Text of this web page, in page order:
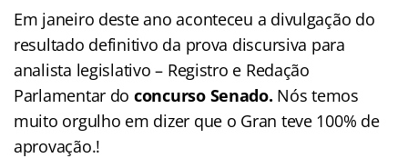
Em janeiro deste ano aconteceu a divulgação do
resultado definitivo da prova discursiva para
analista legislativo – Registro e Redação
Parlamentar do concurso Senado. Nós temos
muito orgulho em dizer que o Gran teve 100% de
aprovação.!